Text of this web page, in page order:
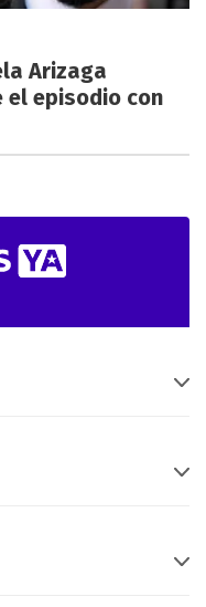
Arizaga
el episodio con